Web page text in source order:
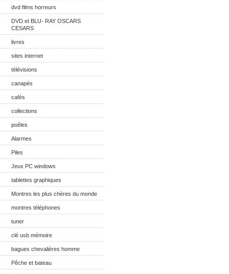
dvd films horreurs
DVD et BLU- RAY OSCARS
CESARS
livres
sites internet
télévisions
canapés
cafés
collections
poêles
Alarmes
Piles
Jeux PC windows
tablettes graphiques
Montres les plus chères du monde
montres téléphones
tuner
clé usb mémoire
bagues chevalières homme
Pêche et bateau